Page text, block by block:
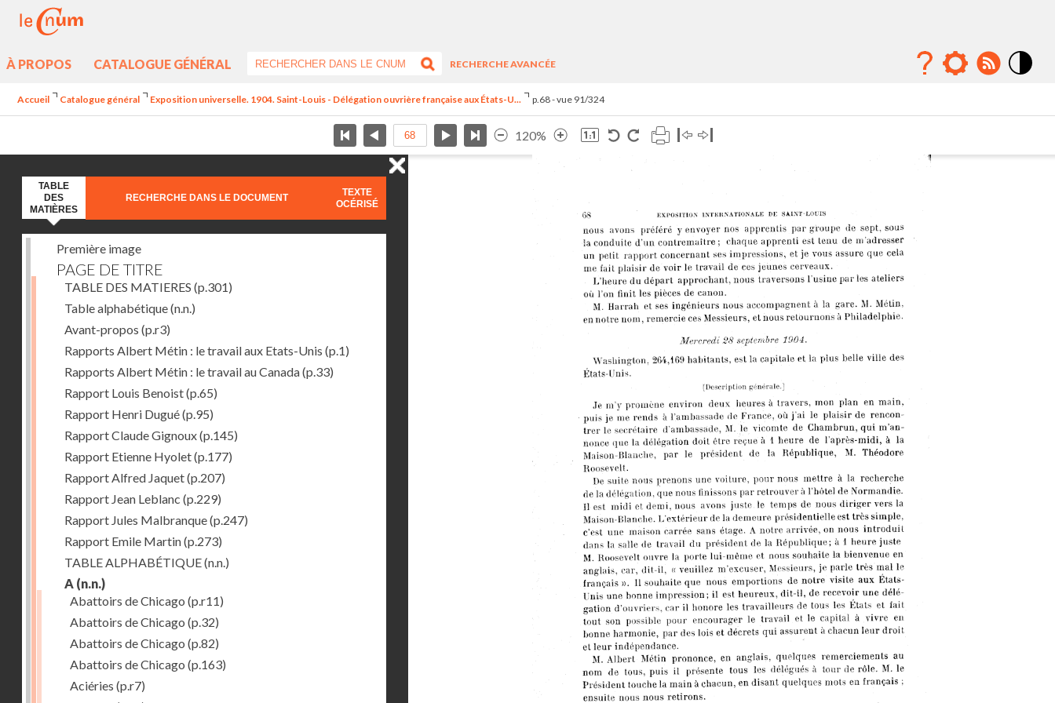
À PROPOS CATALOGUE GÉNÉRAL
RECHERCHE AVANCÉE
Accueil Catalogue général Exposition universelle. 1904. Saint-Louis - Délégation ouvrière française aux États-U... p.68 - vue 91/324
120%
TABLE
DES
MATIÈRES
RECHERCHE DANS LE DOCUMENT
TEXTE
OCÉRISÉ
Première image
PAGE DE TITRE
TABLE DES MATIERES (p.301)
Table alphabétique(n.n.)
Avant-propos (p.r3)
Rapports Albert Métin : le travail aux Etats-Unis (p.1)
Rapports Albert Métin : le travail au Canada(p.33)
Rapport Louis Benoist(p.65)
Rapport Henri Dugué(p.95)
Rapport Claude Gignoux(p.145)
Rapport Etienne Hyolet(p.177)
Rapport Alfred Jaquet(p.207)
Rapport Jean Leblanc (p.229)
Rapport Jules Malbranque(p.247)
Rapport Emile Martin(p.273)
TABLE ALPHABÉTIQUE(n.n.)
A (n.n.)
Abattoirs de Chicago (p.r11)
Abattoirs de Chicago (p.32)
Abattoirs de Chicago (p.82)
Abattoirs de Chicago (p.163)
Aciéries (p.r7)